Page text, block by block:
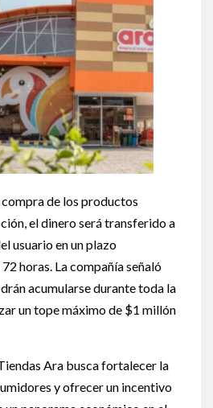
de los productos
el dinero será transferido a
usuario en un plazo
horas. La compañía señaló
acumularse durante toda la
un tope máximo de $1 millón
Ara busca fortalecer la
y ofrecer un incentivo